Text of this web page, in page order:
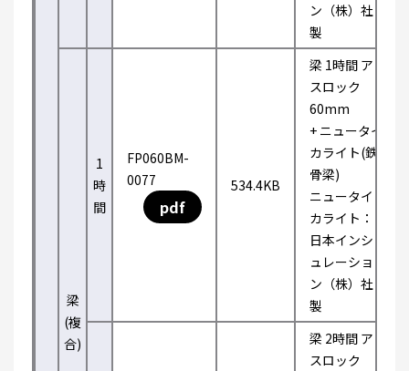
ン（株）社
製
梁
(複
合)
1
時
間
FP060BM-
0077
pdf
534.4KB
梁 1時間 ア
スロック
60mm
+ ニュータイ
カライト(鉄
骨梁)
ニュータイ
カライト：
日本インシ
ュレーショ
ン（株）社
製
梁 2時間 ア
スロック